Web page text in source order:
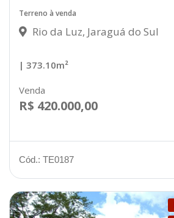
Terreno à venda
Rio da Luz, Jaraguá do Sul
| 373.10m²
Venda
R$ 420.000,00
Cód.: TE0187